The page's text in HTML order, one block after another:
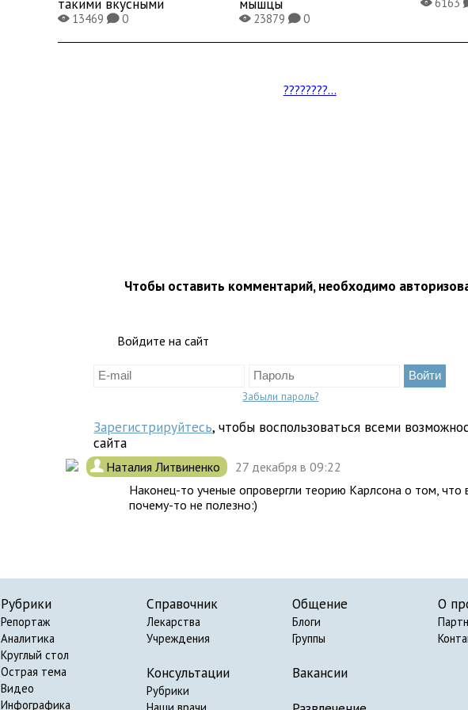
X13469K0 X23879K0
X
????????...
Чтобы оставить комментарий, необходимо
Войдите на сайт
Забыли пароль?
Зарегистрируйтесь, чтобы воспользоваться всеми
сайта
. Наталия Литвиненко
27 декабря в 09:22
Наконец-то ученые опровергли теорию Карлсона о том, что
почему-то не полезно:)
Рубрики
Репортаж
Аналитика
Круглый стол
Острая тема
Видео
Инфографика
Справочник
Лекарства
Учреждения
Консультации
Рубрики
Общение
Блоги
Группы
Вакансии
О